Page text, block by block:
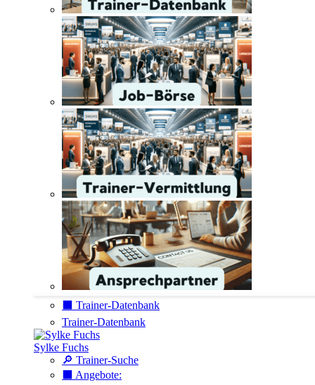
⬛️ Trainer-Datenbank
Trainer-Datenbank
Sylke Fuchs
🔎 Trainer-Suche
⬛️ Angebote: